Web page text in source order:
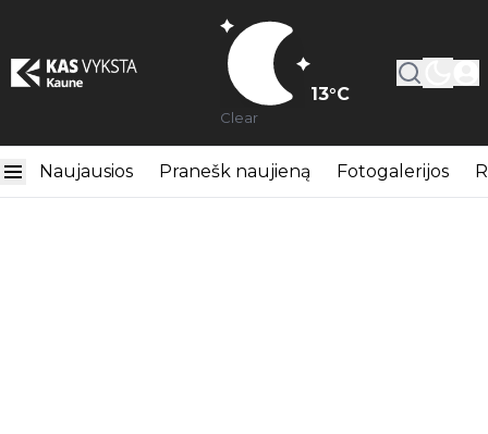
13°C
Clear
Naujausios Pranešk naujieną Fotogalerijos